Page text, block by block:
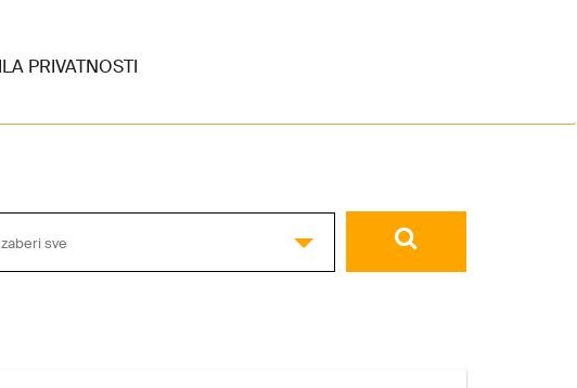
PRIVATNOSTI
sve